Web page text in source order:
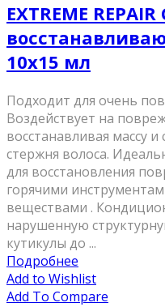
EXTREME REPAIR
10х15 мл
Подходит для очень
Воздействует на
восстанавливая массу
стержня волоса.
для восстановления
горячими
веществами .
нарушенную
кутикулы до ...
Подробнее
Add to Wishlist
Add To Compare